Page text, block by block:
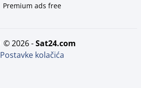
Premium ads free
© 2026 - sat24.com
Postavke kolačića